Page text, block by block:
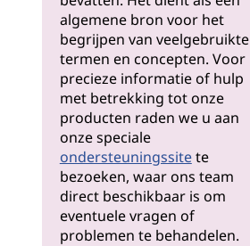
algemene bron voor het
begrijpen van veelgebruikte
termen en concepten. Voor
precieze informatie of hulp
met betrekking tot onze
producten raden we u aan
onze speciale
ondersteuningssitete
bezoeken, waar ons team
direct beschikbaar is om
eventuele vragen of
problemen te behandelen.